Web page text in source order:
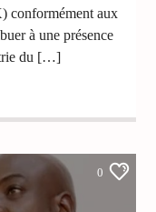
conformément aux
à une présence
du […]
0